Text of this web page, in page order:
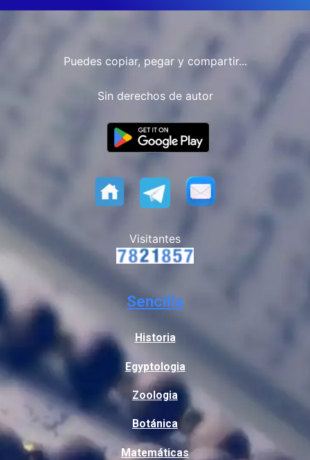
Puedes copiar, pegar y compartir...
Sin derechos de autor
Visitantes
Sencilla
Historia
Egyptologia
Zoologia
Botánica
Matemáticas